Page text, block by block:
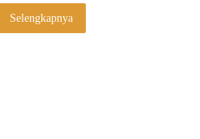
Selengkapnya